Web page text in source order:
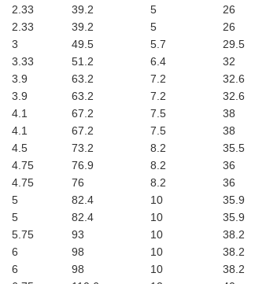
2.33 39.2 5
26
2.33 39.2 5
26
3 49.5 5.7
29.5
3.33 51.2 6.4
32
3.9 63.2 7.2
32.6
3.9 63.2 7.2
32.6
4.1 67.2 7.5
38
4.1 67.2 7.5
38
4.5 73.2 8.2
35.5
4.75 76.9 8.2
36
4.75 76 8.2
36
5 82.4 10
35.9
5 82.4 10
35.9
5.75 93 10
38.2
6 98 10
38.2
6 98 10
38.2